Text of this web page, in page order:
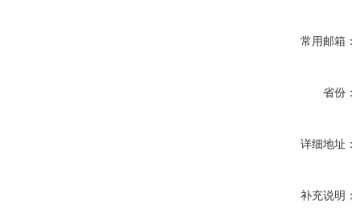
常用邮箱：
省份：
详细地址：
补充说明：